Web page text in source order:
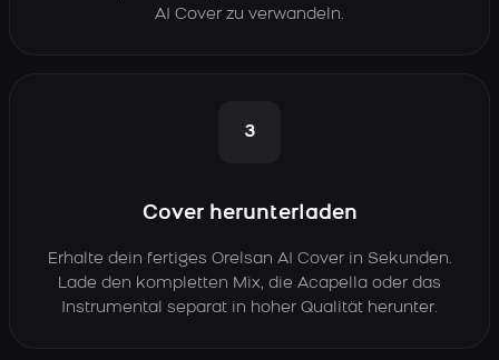
AI Cover zu verwandeln.
3
Cover herunterladen
Erhalte dein fertiges Orelsan AI Cover in Sekunden.
Lade den kompletten Mix, die Acapella oder das
Instrumental separat in hoher Qualität herunter.